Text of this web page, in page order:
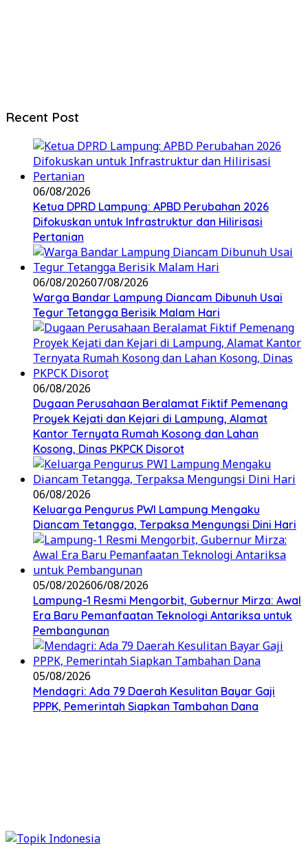
Recent Post
06/08/2026
Ketua DPRD Lampung: APBD Perubahan 2026
Difokuskan untuk Infrastruktur dan Hilirisasi
Pertanian
06/08/202607/08/2026
Warga Bandar Lampung Diancam Dibunuh Usai
Tegur Tetangga Berisik Malam Hari
06/08/2026
Dugaan Perusahaan Beralamat Fiktif Pemenang
Proyek Kejati dan Kejari di Lampung, Alamat
Kantor Ternyata Rumah Kosong dan Lahan
Kosong, Dinas PKPCK Disorot
06/08/2026
Keluarga Pengurus PWI Lampung Mengaku
Diancam Tetangga, Terpaksa Mengungsi Dini Hari
05/08/202606/08/2026
Lampung-1 Resmi Mengorbit, Gubernur Mirza: Awal
Era Baru Pemanfaatan Teknologi Antariksa untuk
Pembangunan
05/08/2026
Mendagri: Ada 79 Daerah Kesulitan Bayar Gaji
PPPK, Pemerintah Siapkan Tambahan Dana